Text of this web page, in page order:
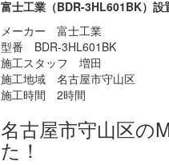
富士工業（BDR-3HL601BK）設
メーカー 富士工業
型番 BDR-3HL601BK
施工スタッフ 増田
施工地域 名古屋市守山区
施工時間 2時間
名古屋市守山区の
た！